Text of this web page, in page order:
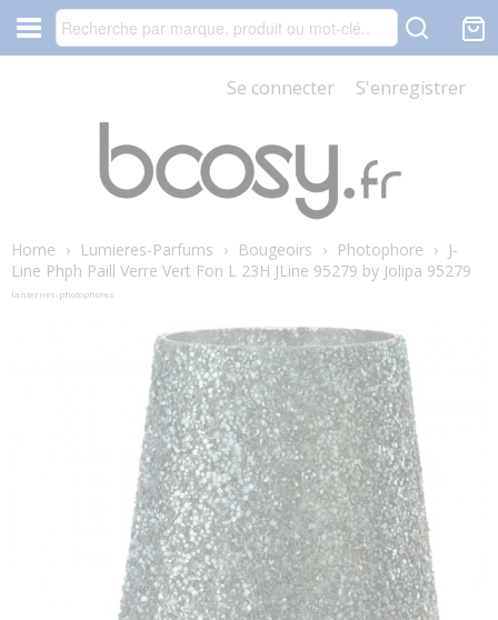
Se connecter S'enregistrer
Home › Lumieres-Parfums › Bougeoirs › Photophore › J-
Line Phph Paill Verre Vert Fon L 23H JLine 95279 by Jolipa 95279
lanternes-photophores